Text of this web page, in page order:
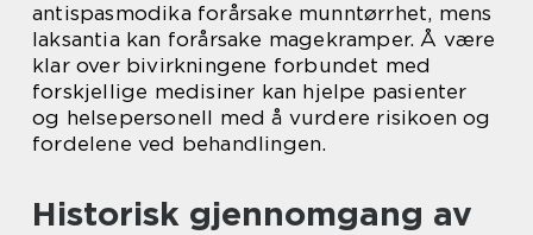
antispasmodika forårsake munntørrhet, mens
laksantia kan forårsake magekramper. Å være
klar over bivirkningene forbundet med
forskjellige medisiner kan hjelpe pasienter
og helsepersonell med å vurdere risikoen og
fordelene ved behandlingen.
Historisk gjennomgang av